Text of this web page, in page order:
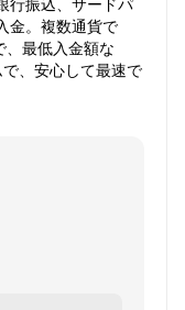
金。複数通貨で
最低入金額な
、安心して最速で